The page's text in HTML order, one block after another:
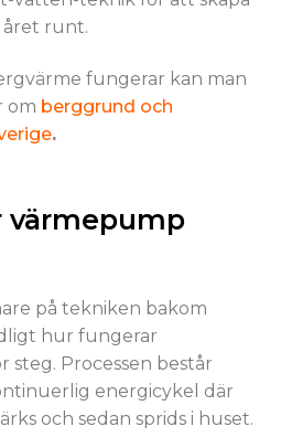
runt.
fungerar kan man
om berggrund och
.
värmepump
på tekniken bakom
hur fungerar
steg. Processen består
energicykel där
och sedan sprids i huset.